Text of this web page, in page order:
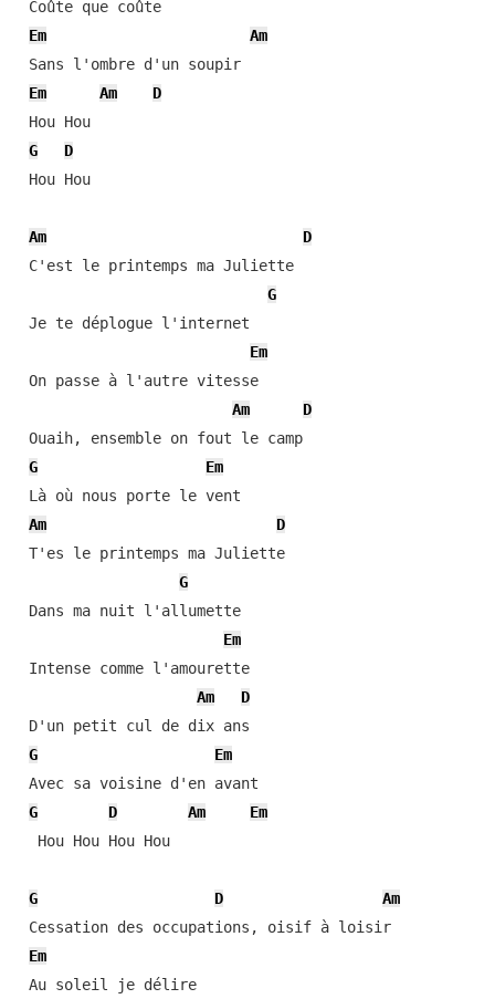
Coûte que coûte
Em
Am
Sans l'ombre d'un soupir
Em
Am
D
Hou Hou
G
D
Hou Hou
Am
D
C'est le printemps ma Juliette
G
Je te déplogue l'internet
Em
On passe à l'autre vitesse
Am
D
Ouaih, ensemble on fout le camp
G
Em
Là où nous porte le vent
Am
D
T'es le printemps ma Juliette
G
Dans ma nuit l'allumette
Em
Intense comme l'amourette
Am
D
D'un petit cul de dix ans
G
Em
Avec sa voisine d'en avant
G
D Am
Em
  Hou Hou Hou Hou
G D
Am
Cessation des occupations, oisif à loisir
Em
Au soleil je délire